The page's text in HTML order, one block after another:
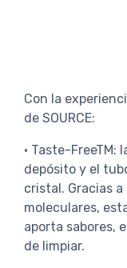
Con la
de SOURCE:
• Taste-FreeTM:
depósito y el
cristal. Gracias
moleculares,
aporta sabores,
de limpiar.